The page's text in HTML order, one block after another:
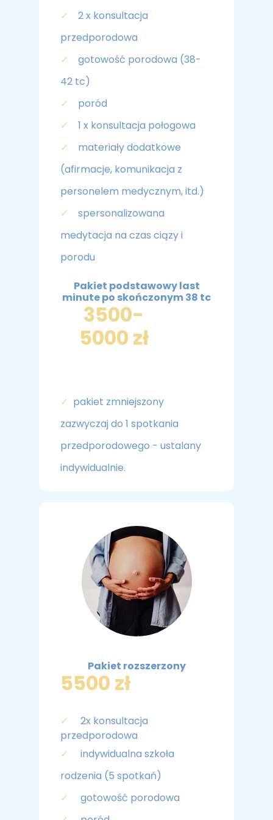
✓ 2 x konsultacja
przedporodowa
✓ gotowość porodowa (38-
42 tc)
✓ poród
✓ 1 x konsultacja połogowa
✓ materiały dodatkowe
(afirmacje, komunikacja z
personelem medycznym, itd.)
✓ spersonalizowana
medytacja na czas ciązy i
porodu
Pakiet podstawowy last
minute po skończonym 38 tc
3500-
5000 zł
✓ pakiet zmniejszony
zazwyczaj do 1 spotkania
przedporodowego - ustalany
indywidualnie.
Pakiet rozszerzony
5500 zł
✓
2x konsultacja
przedporodowa
✓
indywidualna szkoła
rodzenia (5 spotkań)
✓
gotowość porodowa
do poprawy działania serwisu, personalizacji treści,
Dostosuj Zezwól na wszystkie